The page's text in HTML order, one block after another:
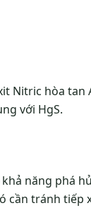
Nitric hòa tan
với HgS.
năng phá
cần tránh tiếp